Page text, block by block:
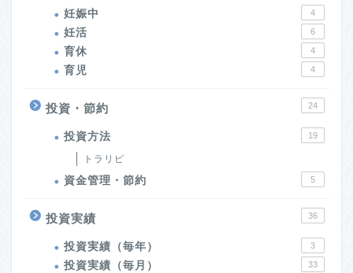
妊娠中 4
妊活 6
育休 4
育児 4
投資・節約 24
投資方法 19
トラリピ
資金管理・節約 5
投資実績 36
投資実績（毎年） 3
投資実績（毎月） 33